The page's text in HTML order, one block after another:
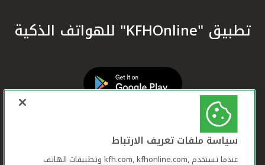
تطبيق "KFHOnline" للهواتف الذكية
سياسة ملفات تعريف الارتباط
عندما تستخدم ,kfh.com, kfhonline.com وتطبيقات الهاتف